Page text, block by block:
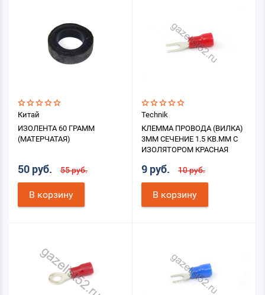
Китай
ИЗОЛЕНТА 60 ГРАММ
(МАТЕРЧАТАЯ)
50 руб. 55 руб.
В корзину
Technik
КЛЕММА ПРОВОДА (ВИЛКА)
3ММ СЕЧЕНИЕ 1.5 КВ.ММ С
ИЗОЛЯТОРОМ КРАСНАЯ
9 руб. 10 руб.
В корзину